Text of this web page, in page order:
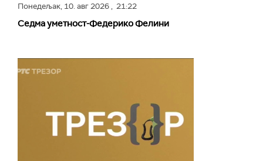
Понедељак, 10. авг 2026, 21:22
Седма уметност-Федерико Фелини